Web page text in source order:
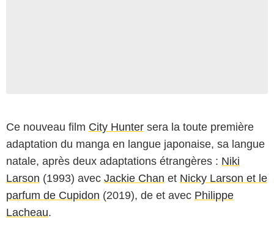
Ce nouveau film City Hunter sera la toute première
adaptation du manga en langue japonaise, sa langue
natale, après deux adaptations étrangères : Niki
Larson (1993) avec Jackie Chan et Nicky Larson et le
parfum de Cupidon (2019), de et avec Philippe
Lacheau.